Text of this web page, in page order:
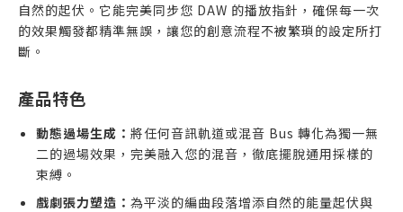
自然的起伏。它能完美同步您 DAW 的播放指針，確保每一次
的效果觸發都精準無誤，讓您的創意流程不被繁瑣的設定所打
斷。
產品特色
動態過場生成： 將任何音訊軌道或混音 Bus 轉化為獨一無
二的過場效果，完美融入您的混音，徹底擺脫通用採樣的
束縛。
戲劇張力塑造： 為平淡的編曲段落增添自然的能量起伏與